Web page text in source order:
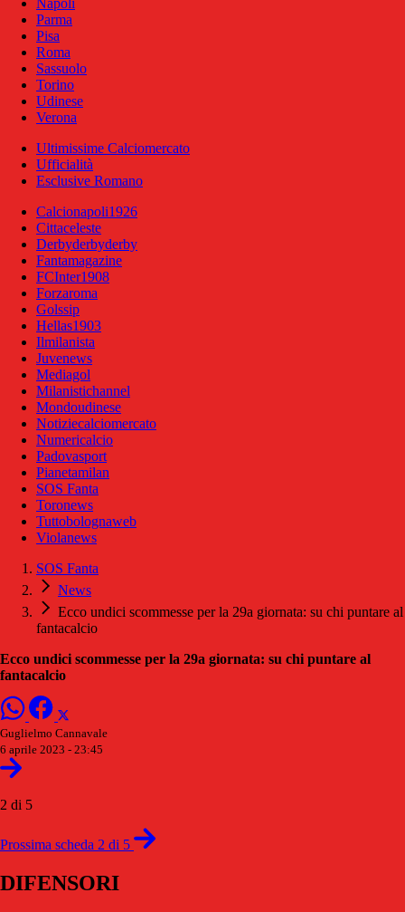
Parma
Pisa
Roma
Sassuolo
Torino
Udinese
Verona
Ultimissime Calciomercato
Ufficialità
Esclusive Romano
Calcionapoli1926
Cittaceleste
Derbyderbyderby
Fantamagazine
FCInter1908
Forzaroma
Golssip
Hellas1903
Ilmilanista
Juvenews
Mediagol
Milanistichannel
Mondoudinese
Notiziecalciomercato
Numericalcio
Padovasport
Pianetamilan
SOS Fanta
Toronews
Tuttobolognaweb
Violanews
SOS Fanta
News
Ecco undici scommesse per la 29a giornata: su chi puntare al
fantacalcio
Ecco undici scommesse per la 29a giornata: su chi puntare al
fantacalcio
Guglielmo Cannavale
6 aprile 2023 - 23:45
2 di 5
Prossima scheda 2 di 5
DIFENSORI